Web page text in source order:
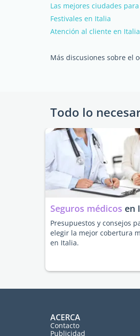
Las mejores ciudades
Festivales en Italia
Atención al cliente en Italia
Más discusiones sobre el
Todo lo
Seguros médicos en
Presupuestos y consejos
elegir la mejor cobertura
en Italia.
ACERCA
Contacto
Publicidad